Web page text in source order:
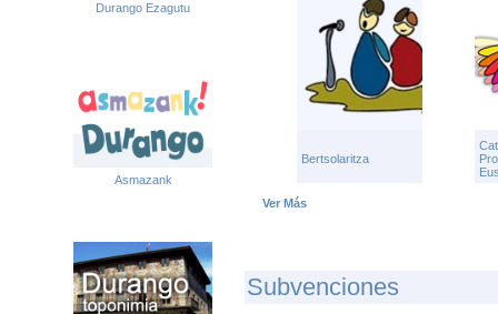
Durango Ezagutu
Asmazank
Bertsolaritza
Ver Más
SUbvenciones